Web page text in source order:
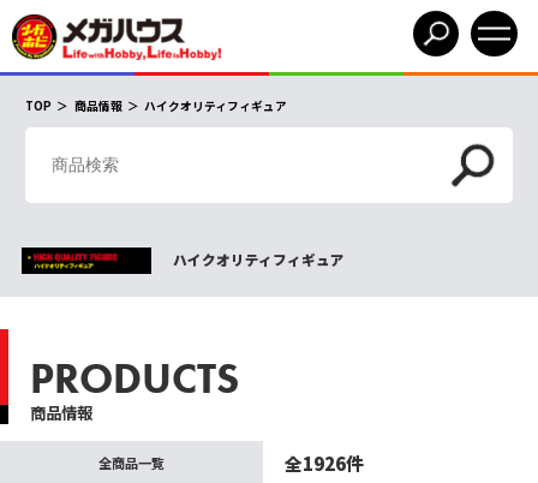
TOP 商品情報 ハイクオリティフィギュア
ハイクオリティフィギュア
PRODUCTS
商品情報
全商品一覧 全1926件